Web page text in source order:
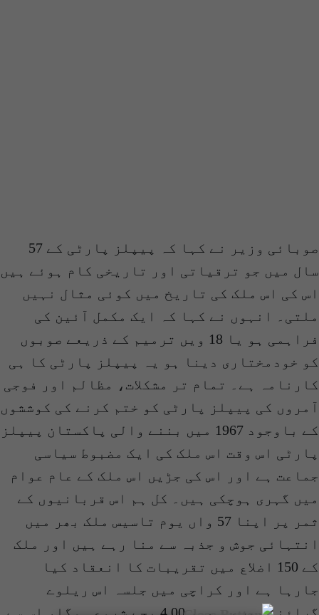
صوبائی وزیر نے کہا کہ پیپلز پارٹی کے 57
سال میں جو ترقیاتی اور تاریخی کام ہوئے ہیں
اس کی اس ملک کی تاریخ میں کوئی مثال نہیں
ملتی۔ انہوں نے کہا کہ ایک مکمل آئین کی
فراہمی ہو یا 18 ویں ترمیم کے ذریعے صوبوں
کو خودمختاری دینا ہو یہ پیپلز پارٹی کا ہی
کارنامہ ہے۔ تمام تر مشکلات، مظالم اور فوجی
آمروں کی پیپلز پارٹی کو ختم کرنے کی کوششوں
کے باوجود 1967 میں بننے والی پاکستان پیپلز
پارٹی اس وقت اس ملک کی ایک مضبوط سیاسی
جماعت ہے اور اس کی جڑیں اس ملک کے عام عوام
میں گہری ہوچکی ہیں۔ کل ہم اس قربانیوں کے
ثمر پر اپنا 57 واں یوم تاسیس ملک بھر میں
انتہائی جوش و جذبہ سے منا رہے ہیں اور ملک
کے 150 اضلاع میں تقریبات کا انعقاد کیا
جارہا ہے اور کراچی میں جلسہ اس ریلوے
گراؤنڈ میں سہ پہر 4.00 بجے شروع ہوگا، اس سے